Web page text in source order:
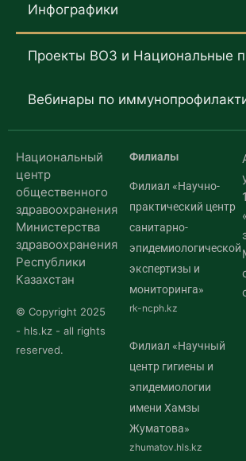
Инфографики
Проекты ВОЗ и Национальные
Вебинары по
Национальный
центр
общественного
здравоохранения
Министерства
здравоохранения
Республики
Казахстан
© Copyright 2025
- hls.kz - all rights
reserved.
Филиалы
Филиал «Научно-
практический центр
санитарно-
эпидемиологической
экспертизы и
мониторинга»
rk-ncph.kz
Филиал «Научный
центр гигиены и
эпидемиологии
имени Хамзы
Жуматова»
zhumatov.hls.kz